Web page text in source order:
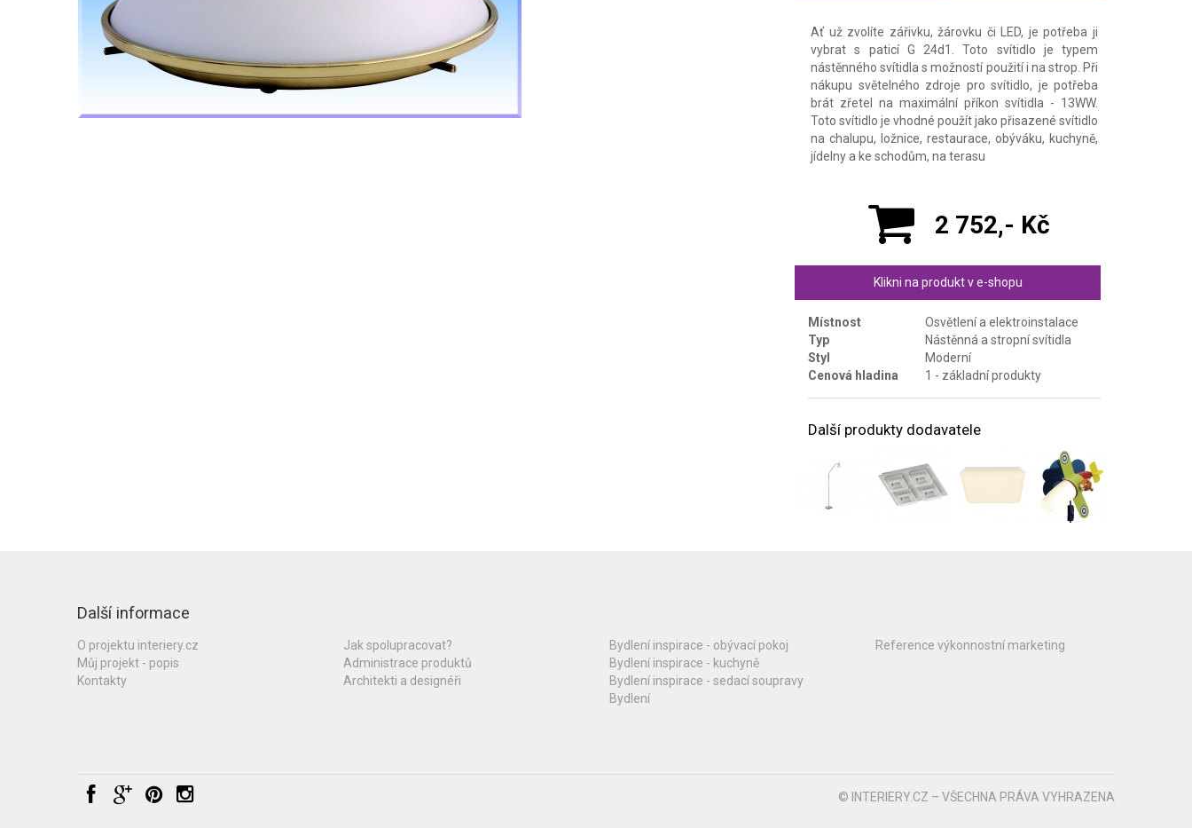
Ať už zvolíte zářivku, žárovku či LED, je potřeba ji
vybrat s paticí G 24d1. Toto svítidlo je typem
nástěnného svítidla s možností použití i na strop. Při
nákupu světelného zdroje pro svítidlo, je potřeba
brát zřetel na maximální příkon svítidla - 13WW.
Toto svítidlo je vhodné použít jako přisazené svítidlo
na chalupu, ložnice, restaurace, obýváku, kuchyně,
jídelny a ke schodům, na terasu
2 752,- Kč
Klikni na produkt v e-shopu
Místnost
Osvětlení a elektroinstalace
Typ
Nástěnná a stropní svítidla
Styl
Moderní
Cenová hladina
1 - základní produkty
Další produkty dodavatele
Další informace
O projektu interiery.cz
Můj projekt - popis
Kontakty
Jak spolupracovat?
Administrace produktů
Architekti a designéři
Bydlení inspirace - obývací pokoj
Bydlení inspirace - kuchyně
Bydlení inspirace - sedací soupravy
Bydlení
Reference výkonnostní marketing
© INTERIERY.CZ – VŠECHNA PRÁVA VYHRAZENA